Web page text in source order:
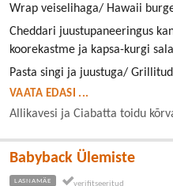
Wrap veiselihaga/ Hawaii
Cheddari juustupaneeringus
koorekastme ja kapsa-kurgi
Pasta singi ja juustuga/
VAATA EDASI ...
Allikavesi ja Ciabatta toidu
Babyback Ülemiste
LASNAMÄE